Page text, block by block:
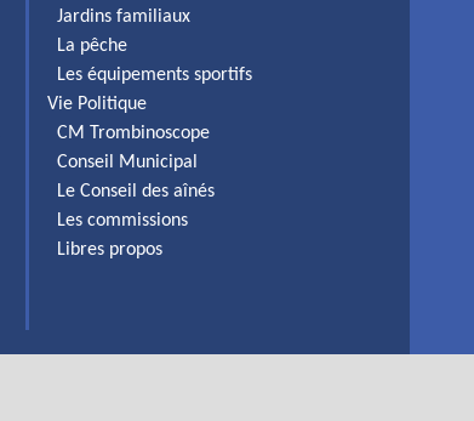
Jardins familiaux
La pêche
Les équipements sportifs
Vie Politique
CM Trombinoscope
Conseil Municipal
Le Conseil des aînés
Les commissions
Libres propos